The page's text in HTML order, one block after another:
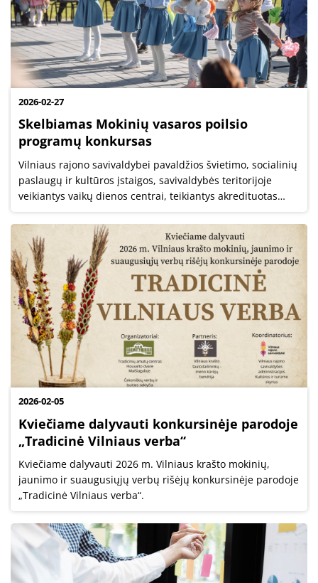
2026-02-27
Skelbiamas Mokinių vasaros poilsio
programų konkursas
Vilniaus rajono savivaldybei pavaldžios švietimo, socialinių
paslaugų ir kultūros įstaigos, savivaldybės teritorijoje
veikiantys vaikų dienos centrai, teikiantys akredituotas
socialinės priežiūros paslaugas, Švietimo ir mokslo
institucijų registre...
2026-02-05
Kviečiame dalyvauti konkursinėje parodoje
„Tradicinė Vilniaus verba“
Kviečiame dalyvauti 2026 m. Vilniaus krašto mokinių,
jaunimo ir suaugusiųjų verbų rišėjų konkursinėje parodoje
„Tradicinė Vilniaus verba“.